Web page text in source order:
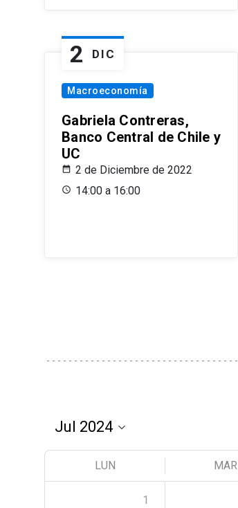
2 DIC
Macroeconomía
Gabriela Contreras,
Banco Central de Chile y
UC
2 de Diciembre de 2022
14:00 a 16:00
LUN MAR
1